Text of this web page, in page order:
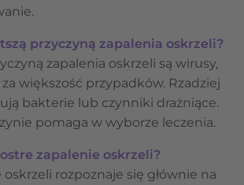
przyczyną zapalenia oskrzeli?
zapalenia oskrzeli są wirusy,
większość przypadków. Rzadziej
bakterie lub czynniki drażniące.
pomaga w wyborze leczenia.
zapalenie oskrzeli?
rozpoznaje się głównie na